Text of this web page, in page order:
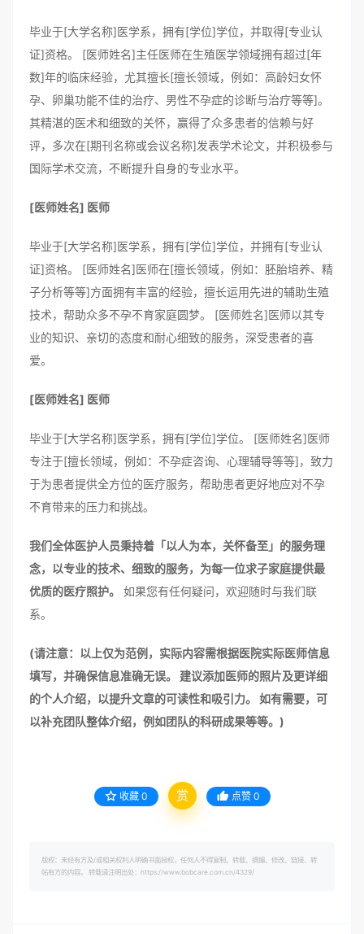
毕业于[大学名称]医学系，拥有[学位]学位，并取得[专业认
证]资格。 [医师姓名]主任医师在生殖医学领域拥有超过[年
数]年的临床经验，尤其擅长[擅长领域，例如：高龄妇女怀
孕、卵巢功能不佳的治疗、男性不孕症的诊断与治疗等等]。
其精湛的医术和细致的关怀，赢得了众多患者的信赖与好
评，多次在[期刊名称或会议名称]发表学术论文，并积极参与
国际学术交流，不断提升自身的专业水平。
[医师姓名] 医师
毕业于[大学名称]医学系，拥有[学位]学位，并拥有[专业认
证]资格。 [医师姓名]医师在[擅长领域，例如：胚胎培养、精
子分析等等]方面拥有丰富的经验，擅长运用先进的辅助生殖
技术，帮助众多不孕不育家庭圆梦。 [医师姓名]医师以其专
业的知识、亲切的态度和耐心细致的服务，深受患者的喜
爱。
[医师姓名] 医师
毕业于[大学名称]医学系，拥有[学位]学位。 [医师姓名]医师
专注于[擅长领域，例如：不孕症咨询、心理辅导等等]，致力
于为患者提供全方位的医疗服务，帮助患者更好地应对不孕
不育带来的压力和挑战。
我们全体医护人员秉持着「以人为本，关怀备至」的服务理
念，以专业的技术、细致的服务，为每一位求子家庭提供最
优质的医疗照护。
如果您有任何疑问，欢迎随时与我们联
系。
(请注意：以上仅为范例，实际内容需根据医院实际医师信息
填写，并确保信息准确无误。 建议添加医师的照片及更详细
的个人介绍，以提升文章的可读性和吸引力。 如有需要，可
以补充团队整体介绍，例如团队的科研成果等等。)
收藏 0 赏 点赞 0
版权：未经有方及/或相关权利人明确书面授权，任何人不得复制、转载、摘编、修改、链接、转
帖有方的内容。 转载请注明出处：https://www.bobcare.com.cn/4329/